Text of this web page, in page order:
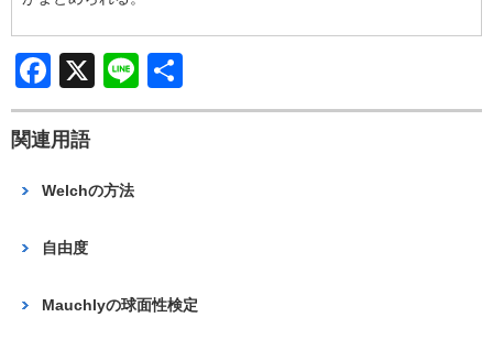
F
a
c
e
o
k
X
Li
n
有
関連用語
Welchの方法
自由度
Mauchlyの球面性検定